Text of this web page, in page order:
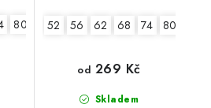
80 52 56 62 68 74 80
Skladem
od 269 Kč